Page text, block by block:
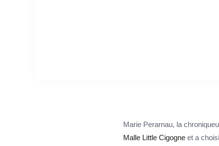
Marie Perarnau, la
Malle Little Cigogne et a